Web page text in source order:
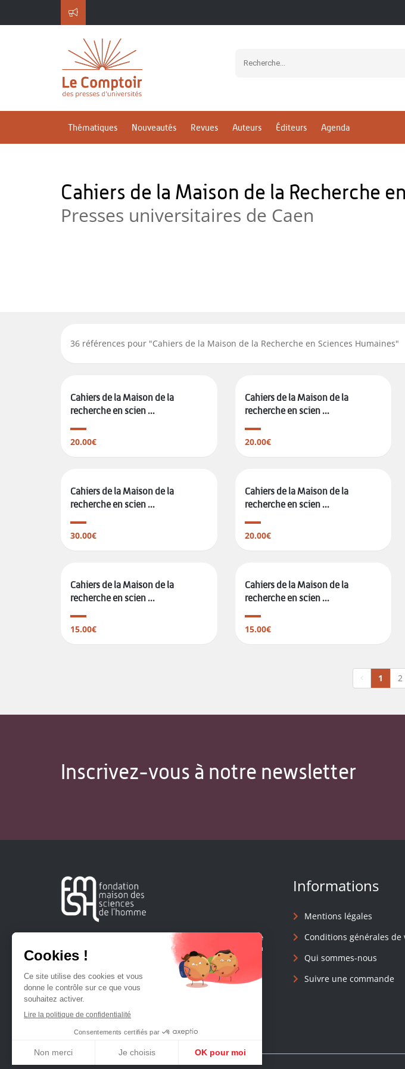
Thématiques Nouveautés Revues Auteurs Éditeurs Agenda
Cahiers de la Maison de la Recherche
Presses universitaires de Caen
36 références pour "Cahiers de la Maison de la Recherche en Sciences Humaines"
Cahiers de la Maison de la
recherche en scien ...
20.00€
Cahiers de la Maison de la
recherche en scien ...
20.00€
Cahiers de la Maison de la
recherche en scien ...
30.00€
Cahiers de la Maison de la
recherche en scien ...
20.00€
Cahiers de la Maison de la
recherche en scien ...
15.00€
Cahiers de la Maison de la
recherche en scien ...
15.00€
1 2
Inscrivez-vous à notre newsletter
Créée en 1963, la Fondation Maison Sciences de l'Homme
soutient la recherche et la diffusion des connaissances en
sciences humaines et sociales.
Informations
Mentions légales
Conditions générales de
Qui sommes-nous
Suivre une commande